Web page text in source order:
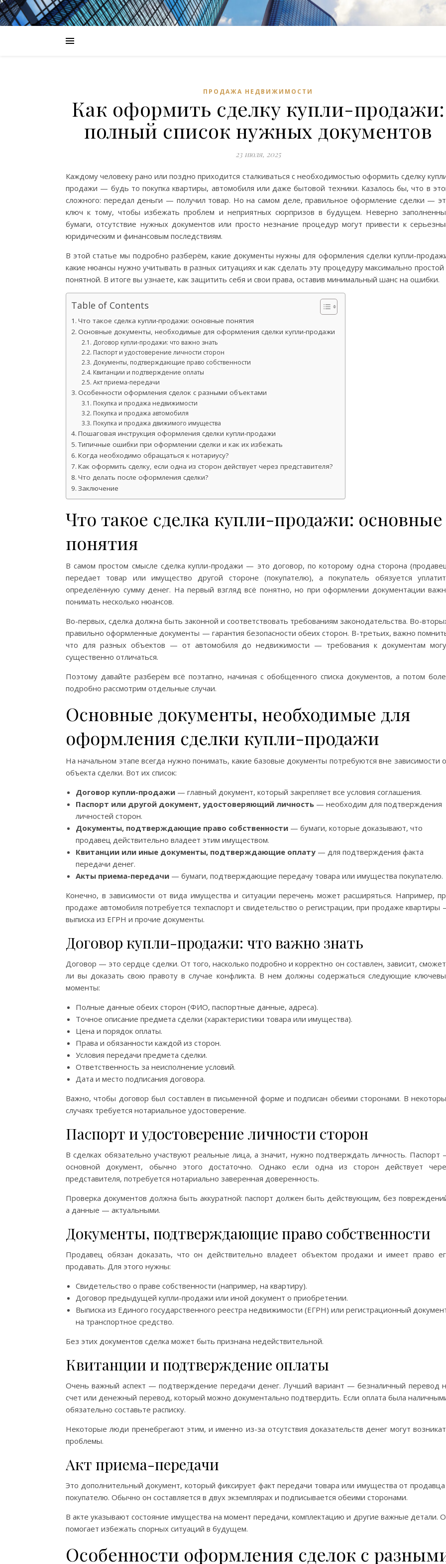
ПРОДАЖА НЕДВИЖИМОСТИ
Как оформить сделку купли-продажи:
полный список нужных документов
23 июля, 2025
Каждому человеку рано или поздно приходится сталкиваться с необходимостью оформить сделку
продажи — будь то покупка квартиры, автомобиля или даже бытовой техники. Казалось бы, что в
сложного: передал деньги — получил товар. Но на самом деле, правильное оформление сделки —
ключ к тому, чтобы избежать проблем и неприятных сюрпризов в будущем. Неверно
бумаги, отсутствие нужных документов или просто незнание процедур могут привести к
юридическим и финансовым последствиям.
В этой статье мы подробно разберём, какие документы нужны для оформления сделки купли-
какие нюансы нужно учитывать в разных ситуациях и как сделать эту процедуру максимально простой
понятной. В итоге вы узнаете, как защитить себя и свои права, оставив минимальный шанс на ошибки.
Table of Contents
Что такое сделка купли-продажи: основные понятия
Основные документы, необходимые для оформления сделки купли-продажи
Договор купли-продажи: что важно знать
Паспорт и удостоверение личности сторон
Документы, подтверждающие право собственности
Квитанции и подтверждение оплаты
Акт приема-передачи
Особенности оформления сделок с разными объектами
Покупка и продажа недвижимости
Покупка и продажа автомобиля
Покупка и продажа движимого имущества
Пошаговая инструкция оформления сделки купли-продажи
Типичные ошибки при оформлении сделки и как их избежать
Когда необходимо обращаться к нотариусу?
Как оформить сделку, если одна из сторон действует через представителя?
Что делать после оформления сделки?
Заключение
Что такое сделка купли-продажи: основные
понятия
В самом простом смысле сделка купли-продажи — это договор, по которому одна сторона
передает товар или имущество другой стороне (покупателю), а покупатель обязуется
определённую сумму денег. На первый взгляд всё понятно, но при оформлении документации
понимать несколько нюансов.
Во-первых, сделка должна быть законной и соответствовать требованиям законодательства. Во-
правильно оформленные документы — гарантия безопасности обеих сторон. В-третьих, важно
что для разных объектов — от автомобиля до недвижимости — требования к документам
существенно отличаться.
Поэтому давайте разберём всё поэтапно, начиная с обобщенного списка документов, а потом
подробно рассмотрим отдельные случаи.
Основные документы, необходимые для
оформления сделки купли-продажи
На начальном этапе всегда нужно понимать, какие базовые документы потребуются вне зависимости
объекта сделки. Вот их список:
Договор купли-продажи — главный документ, который закрепляет все условия соглашения.
Паспорт или другой документ, удостоверяющий личность — необходим для подтверждения
личностей сторон.
Документы, подтверждающие право собственности — бумаги, которые доказывают, что
продавец действительно владеет этим имуществом.
Квитанции или иные документы, подтверждающие оплату — для подтверждения факта
передачи денег.
Акты приема-передачи — бумаги, подтверждающие передачу товара или имущества покупателю.
Конечно, в зависимости от вида имущества и ситуации перечень может расширяться. Например,
продаже автомобиля потребуется техпаспорт и свидетельство о регистрации, при продаже квартиры
выписка из ЕГРН и прочие документы.
Договор купли-продажи: что важно знать
Договор — это сердце сделки. От того, насколько подробно и корректно он составлен, зависит,
ли вы доказать свою правоту в случае конфликта. В нем должны содержаться следующие
моменты:
Полные данные обеих сторон (ФИО, паспортные данные, адреса).
Точное описание предмета сделки (характеристики товара или имущества).
Цена и порядок оплаты.
Права и обязанности каждой из сторон.
Условия передачи предмета сделки.
Ответственность за неисполнение условий.
Дата и место подписания договора.
Важно, чтобы договор был составлен в письменной форме и подписан обеими сторонами. В
случаях требуется нотариальное удостоверение.
Паспорт и удостоверение личности сторон
В сделках обязательно участвуют реальные лица, а значит, нужно подтверждать личность. Паспорт
основной документ, обычно этого достаточно. Однако если одна из сторон действует
представителя, потребуется нотариально заверенная доверенность.
Проверка документов должна быть аккуратной: паспорт должен быть действующим, без
а данные — актуальными.
Документы, подтверждающие право собственности
Продавец обязан доказать, что он действительно владеет объектом продажи и имеет право
продавать. Для этого нужны:
Свидетельство о праве собственности (например, на квартиру).
Договор предыдущей купли-продажи или иной документ о приобретении.
Выписка из Единого государственного реестра недвижимости (ЕГРН) или регистрационный
на транспортное средство.
Без этих документов сделка может быть признана недействительной.
Квитанции и подтверждение оплаты
Очень важный аспект — подтверждение передачи денег. Лучший вариант — безналичный перевод
счет или денежный перевод, который можно документально подтвердить. Если оплата была
обязательно составьте расписку.
Некоторые люди пренебрегают этим, и именно из-за отсутствия доказательств денег могут
проблемы.
Акт приема-передачи
Это дополнительный документ, который фиксирует факт передачи товара или имущества от продавца
покупателю. Обычно он составляется в двух экземплярах и подписывается обеими сторонами.
В акте указывают состояние имущества на момент передачи, комплектацию и другие важные детали.
помогает избежать спорных ситуаций в будущем.
Особенности оформления сделок с